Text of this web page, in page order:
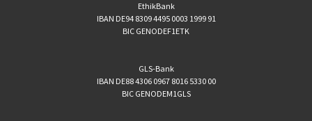
EthikBank
IBAN DE94 8309 4495 0003 1999 91
BIC GENODEF1ETK
GLS-Bank
IBAN DE88 4306 0967 8016 5330 00
BIC GENODEM1GLS